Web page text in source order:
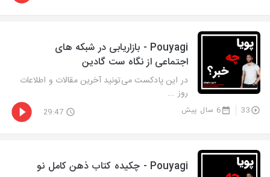
Pouyagi - بازاریابی در شبکه های
اجتماعی از نگاه ست گادین
در این پادکست می‌تونید آخرین مقالات و اطلاعات
روز ...
33 6 سال پیش 29:47
Pouyagi - چکیده کتاب ذهن کامل نو